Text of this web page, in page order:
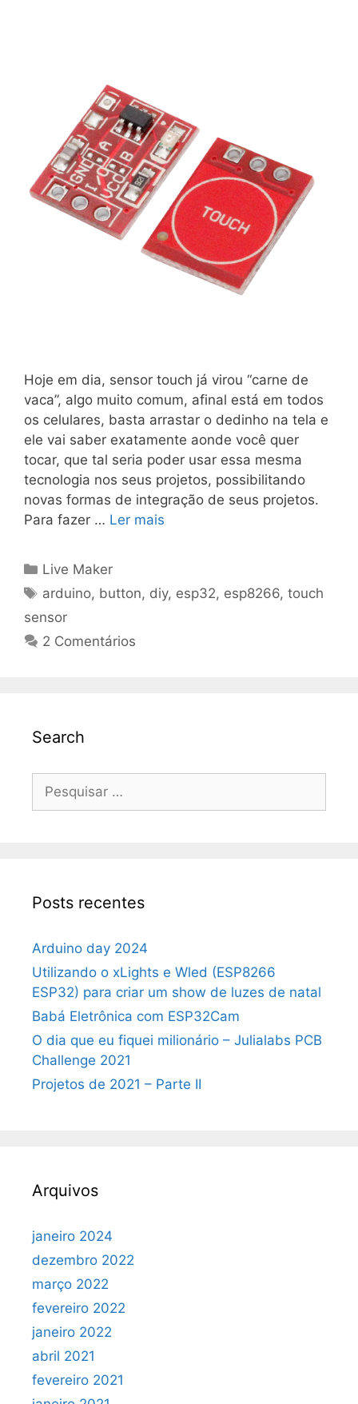
Hoje em dia, sensor touch já virou “carne de
vaca”, algo muito comum, afinal está em todos
os celulares, basta arrastar o dedinho na tela e
ele vai saber exatamente aonde você quer
tocar, que tal seria poder usar essa mesma
tecnologia nos seus projetos, possibilitando
novas formas de integração de seus projetos.
Para fazer … Ler mais
Categorias
Live Maker
Tags
arduino, button, diy, esp32, esp8266,touch
sensor
2 Comentários
Search
Pesquisar
Posts recentes
Arduino day 2024
Utilizando o xLights e Wled (ESP8266
ESP32) para criar um show de luzes de natal
Babá Eletrônica com ESP32Cam
O dia que eu fiquei milionário – Julialabs PCB
Challenge 2021
Projetos de 2021 – Parte II
Arquivos
janeiro 2024
dezembro 2022
março 2022
fevereiro 2022
janeiro 2022
abril 2021
fevereiro 2021